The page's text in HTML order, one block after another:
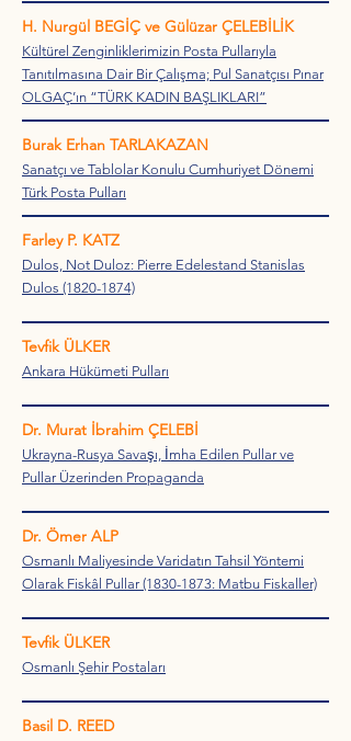
H. Nurgül BEGİÇ ve Gülüzar ÇELEBİLİK
Kültürel Zenginliklerimizin Posta Pullarıyla
Tanıtılmasına Dair Bir Çalışma; Pul Sanatçısı Pınar
OLGAÇ’ın “TÜRK KADIN BAŞLIKLARI”
Burak Erhan TARLAKAZAN
Sanatçı ve Tablolar Konulu Cumhuriyet Dönemi
Türk Posta Pulları
Farley P. KATZ
Dulos, Not Duloz: Pierre Edelestand Stanislas
Dulos (1820-1874)
Tevfik ÜLKER
Ankara Hükümeti Pulları
Dr. Murat İbrahim ÇELEBİ
Ukrayna-Rusya Savaşı, İmha Edilen Pullar ve
Pullar Üzerinden Propaganda
Dr. Ömer ALP
Osmanlı Maliyesinde Varidatın Tahsil Yöntemi
Olarak Fiskâl Pullar (1830-1873: Matbu Fiskaller)
Tevfik ÜLKER
Osmanlı Şehir Postaları
Basil D. REED